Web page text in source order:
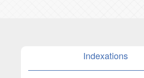
Indexations